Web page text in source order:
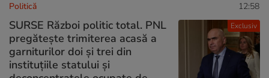
Exclusiv
Politică 12:58
SURSE Război politic total. PNL
pregătește trimiterea acasă a
garniturilor doi și trei din
instituțiile statului și